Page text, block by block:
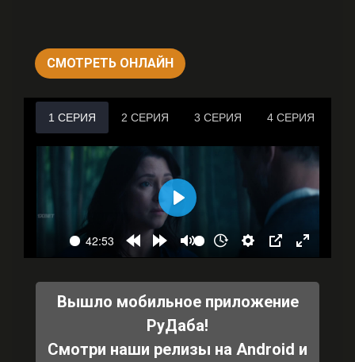
СМОТРЕТЬ ОНЛАЙН
Вышло мобильное приложение
РуДаба!
Смотри наши релизы на Android и